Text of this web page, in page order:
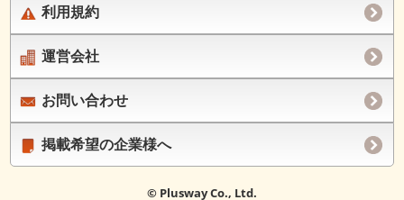
利用規約
運営会社
お問い合わせ
掲載希望の企業様へ
© Plusway Co., Ltd.